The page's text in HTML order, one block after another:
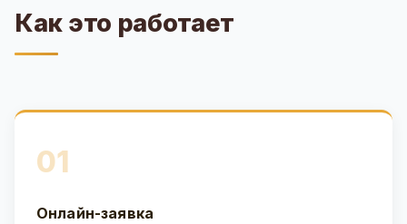
Как это работает
01
Онлайн-заявка